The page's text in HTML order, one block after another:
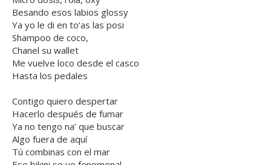
Besando esos labios glossy
Ya yo le di en to’as las posi
Shampoo de coco,
Chanel su wallet
Me vuelve loco desde el casco
Hasta los pedales
Contigo quiero despertar
Hacerlo después de fumar
Ya no tengo na’ que buscar
Algo fuera de aquí
Tú combinas con el mar